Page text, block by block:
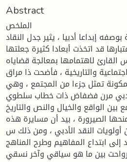
Abstract
الملخص
إبداعا أدبيا ، يثير جدل النقاد
قد اتخذت أبعادا كثيرة جعلتها
لاهتمامها بمعالجة قضاياه
والتاريخية ، فأضحت ذا مراق
تمثل جزءا من المجتمع ، وهي
مرن فضفاض ذات خطاب سلطوي
بين الواقع والخيال والنص والتاريخ
الصيرورة ، بيد أن مسايرة هذه
أولويات النقد الأدبي ، ومن ذلك س
إلى ابتداع المفاهيم وطرح المناهج